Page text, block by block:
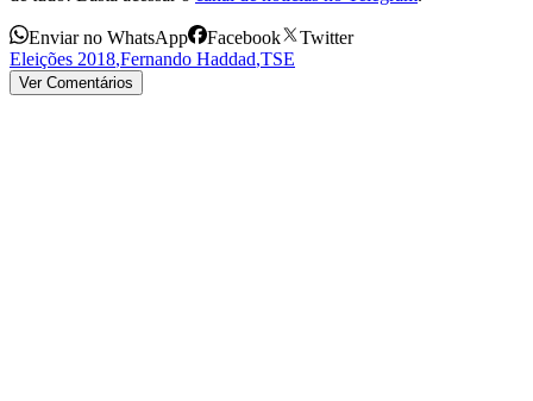
Enviar no WhatsApp Facebook
Twitter
Eleições 2018,Fernando Haddad,TSE
Ver Comentários